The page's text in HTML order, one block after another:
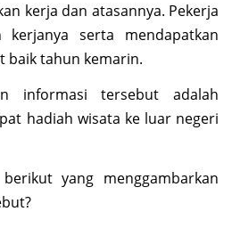
kerja dan atasannya. Pekerja
serta mendapatkan
baik tahun kemarin.
informasi tersebut adalah
hadiah wisata ke luar negeri
yang menggambarkan